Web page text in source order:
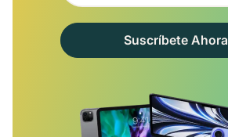
Suscríbete Ahora